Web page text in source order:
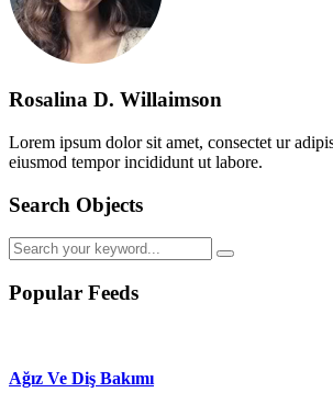
Rosalina D. Willaimson
Lorem ipsum dolor sit amet, consectet ur
eiusmod tempor incididunt ut labore.
Search Objects
Popular Feeds
Ağız Ve Diş Bakımı